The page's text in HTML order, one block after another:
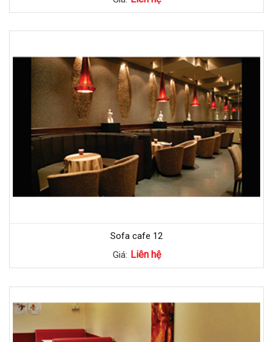
Sofa cafe 12
Giá: Liên hệ